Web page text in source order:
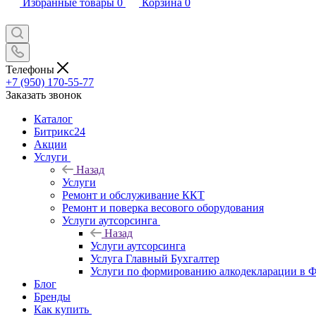
Избранные товары 0 Корзина 0
Телефоны
+7 (950) 170-55-77
Заказать звонок
Каталог
Битрикс24
Акции
Услуги
Назад
Услуги
Ремонт и обслуживание ККТ
Ремонт и поверка весового оборудования
Услуги аутсорсинга
Назад
Услуги аутсорсинга
Услуга Главный Бухгалтер
Услуги по формированию алкодекларации в
Блог
Бренды
Как купить